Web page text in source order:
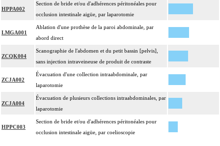
HPPA002
Section de bride et/ou d'adhérences péritonéales pour
occlusion intestinale aigüe, par laparotomie
LMGA001
Ablation d'une prothèse de la paroi abdominale, par
abord direct
ZCQK004
Scanographie de l'abdomen et du petit bassin [pelvis],
sans injection intraveineuse de produit de contraste
ZCJA002
Évacuation d'une collection intraabdominale, par
laparotomie
ZCJA004
Évacuation de plusieurs collections intraabdominales, par
laparotomie
HPPC003
Section de bride et/ou d'adhérences péritonéales pour
occlusion intestinale aigüe, par coelioscopie